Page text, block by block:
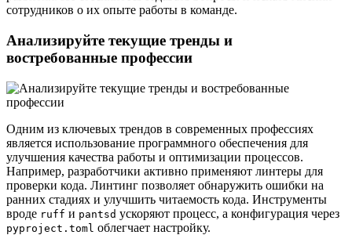
сотрудников о их опыте работы в команде.
Анализируйте текущие тренды и
востребованные профессии
Одним из ключевых трендов в современных профессиях
является использование программного обеспечения для
улучшения качества работы и оптимизации процессов.
Например, разработчики активно применяют линтеры для
проверки кода. Линтинг позволяет обнаружить ошибки на
ранних стадиях и улучшить читаемость кода. Инструменты
вроде ruff и pantsd ускоряют процесс, а конфигурация через
pyproject.toml облегчает настройку.